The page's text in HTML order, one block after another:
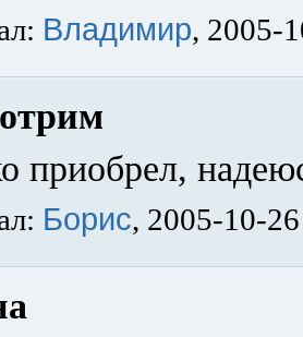
Владимир, 2005-
приобрел,
Борис, 2005-10-26